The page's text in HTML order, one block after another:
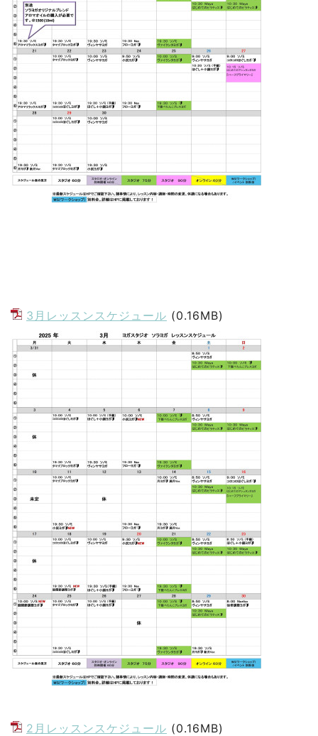
3月レッスンスケジュール (0.16MB)
2月レッスンスケジュール (0.16MB)